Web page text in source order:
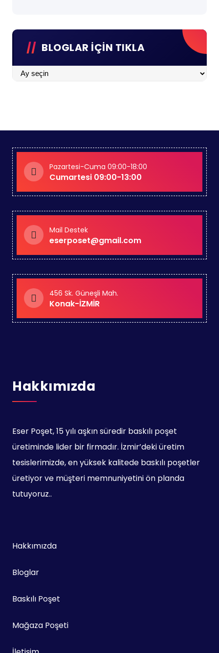
BLOGLAR İÇİN TIKLA
BLOGLAR
Pazartesi-Cuma 09:00-18:00
Cumartesi 09:00-13:00
Mail Destek
eserposet@gmail.com
456 Sk. Güneşli Mah.
Konak-İZMİR
Hakkımızda
Eser Poşet, 15 yılı aşkın süredir baskılı poşet
üretiminde lider bir firmadır. İzmir’deki üretim
tesislerimizde, en yüksek kalitede baskılı poşetler
üretiyor ve müşteri memnuniyetini ön planda
tutuyoruz..
Hakkımızda
Bloglar
Baskılı Poşet
Mağaza Poşeti